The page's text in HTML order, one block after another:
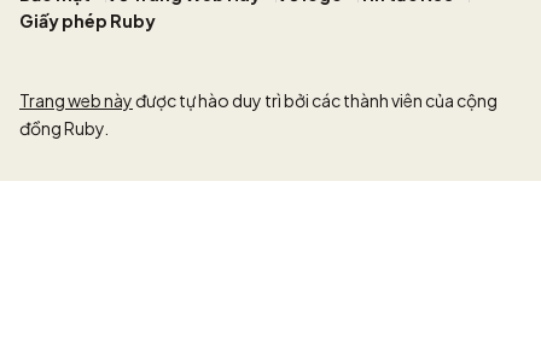
Giấy phép Ruby
Trang web nàyđược tự hào duy trì bởi các thành viên của cộng
đồng Ruby.